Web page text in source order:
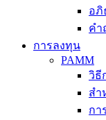
อภิ
คำ
การลงทุน
PAMM
วิธี
สำ
กา